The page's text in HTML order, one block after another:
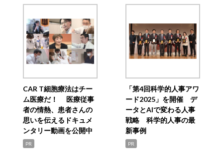
CAR T細胞療法はチー
ム医療だ！ 医療従事
者の情熱、患者さんの
思いを伝えるドキュメ
ンタリー動画を公開中
PR
「第4回科学的人事アワ
ード2025」を開催 デ
ータとAIで変わる人事
戦略 科学的人事の最
新事例
PR